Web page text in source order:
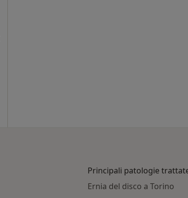
Principali patologie
Ernia del disco a Torino